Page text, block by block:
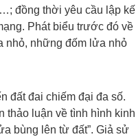
đồng thời yêu cầu lập kế
Phát biểu trước đó về
nhỏ, những đốm lửa nhỏ
đất đai chiếm đại đa số.
thảo luận về tình hình kinh
bùng lên từ đất”. Giả sử